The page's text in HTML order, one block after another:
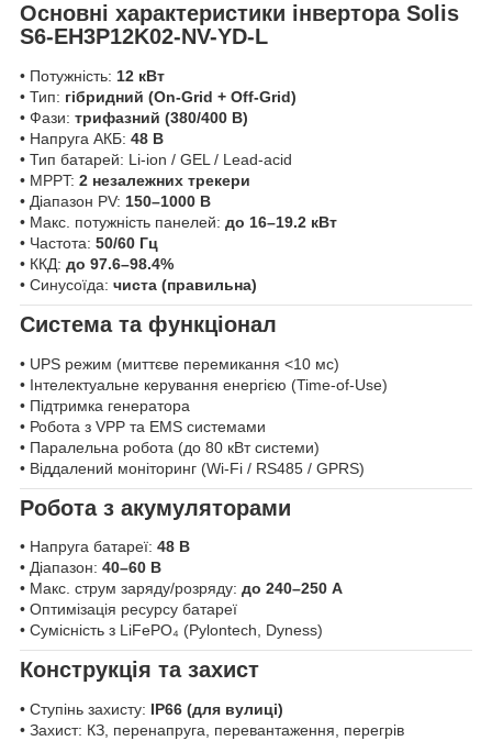
Основні характеристики інвертора Solis
S6-EH3P12K02-NV-YD-L
• Потужність: 12 кВт
• Тип: гібридний (On-Grid + Off-Grid)
• Фази: трифазний (380/400 В)
• Напруга АКБ: 48 В
• Тип батарей: Li-ion / GEL / Lead-acid
• MPPT: 2 незалежних трекери
• Діапазон PV: 150–1000 В
• Макс. потужність панелей: до 16–19.2 кВт
• Частота: 50/60 Гц
• ККД: до 97.6–98.4%
• Синусоїда: чиста (правильна)
Система та функціонал
• UPS режим (миттєве перемикання <10 мс)
• Інтелектуальне керування енергією (Time-of-Use)
• Підтримка генератора
• Робота з VPP та EMS системами
• Паралельна робота (до 80 кВт системи)
• Віддалений моніторинг (Wi-Fi / RS485 / GPRS)
Робота з акумуляторами
• Напруга батареї: 48 В
• Діапазон: 40–60 В
• Макс. струм заряду/розряду: до 240–250 А
• Оптимізація ресурсу батареї
• Сумісність з LiFePO₄ (Pylontech, Dyness)
Конструкція та захист
• Ступінь захисту: IP66 (для вулиці)
• Захист: КЗ, перенапруга, перевантаження, перегрів